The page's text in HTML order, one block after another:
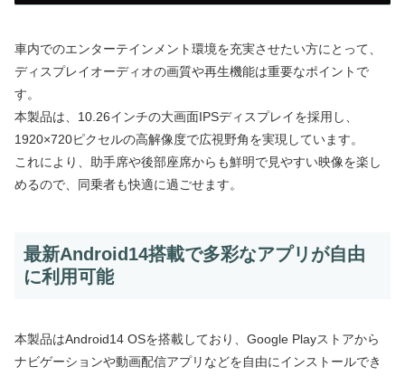
車内でのエンターテインメント環境を充実させたい方にとって、
ディスプレイオーディオの画質や再生機能は重要なポイントで
す。
本製品は、10.26インチの大画面IPSディスプレイを採用し、
1920×720ピクセルの高解像度で広視野角を実現しています。
これにより、助手席や後部座席からも鮮明で見やすい映像を楽し
めるので、同乗者も快適に過ごせます。
最新Android14搭載で多彩なアプリが自由
に利用可能
本製品はAndroid14 OSを搭載しており、Google Playストアから
ナビゲーションや動画配信アプリなどを自由にインストールでき